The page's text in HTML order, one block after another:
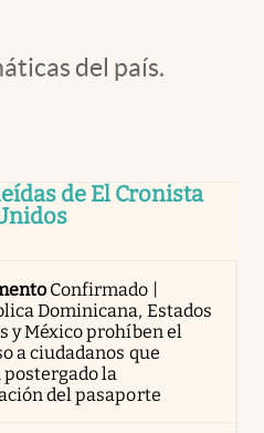
del país.
de El Cronista
Confirmado |
Dominicana, Estados
y México prohíben el
a ciudadanos que
postergado la
del pasaporte